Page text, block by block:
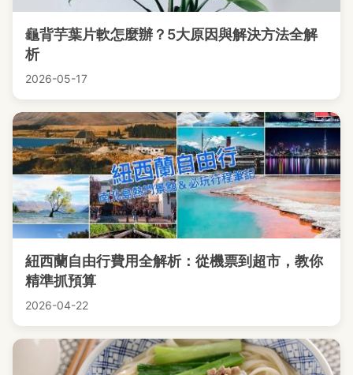
龜背芋葉片軟怎麼辦？5大原因與解決方法全解
析
2026-05-17
紐西蘭自由行費用全解析：從機票到超市，教你
精準抓預算
2026-04-22